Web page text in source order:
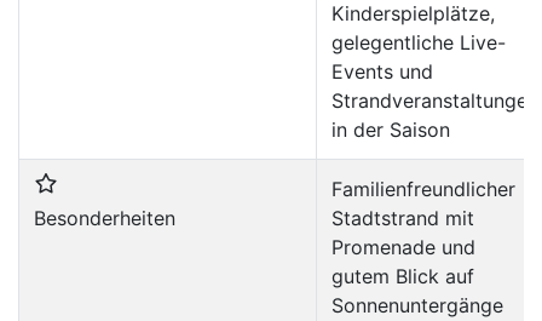
Kinderspielplätze,
gelegentliche Live-
Events und
Strandveranstaltungen
in der Saison
Besonderheiten
Familienfreundlicher
Stadtstrand mit
Promenade und
gutem Blick auf
Sonnenuntergänge